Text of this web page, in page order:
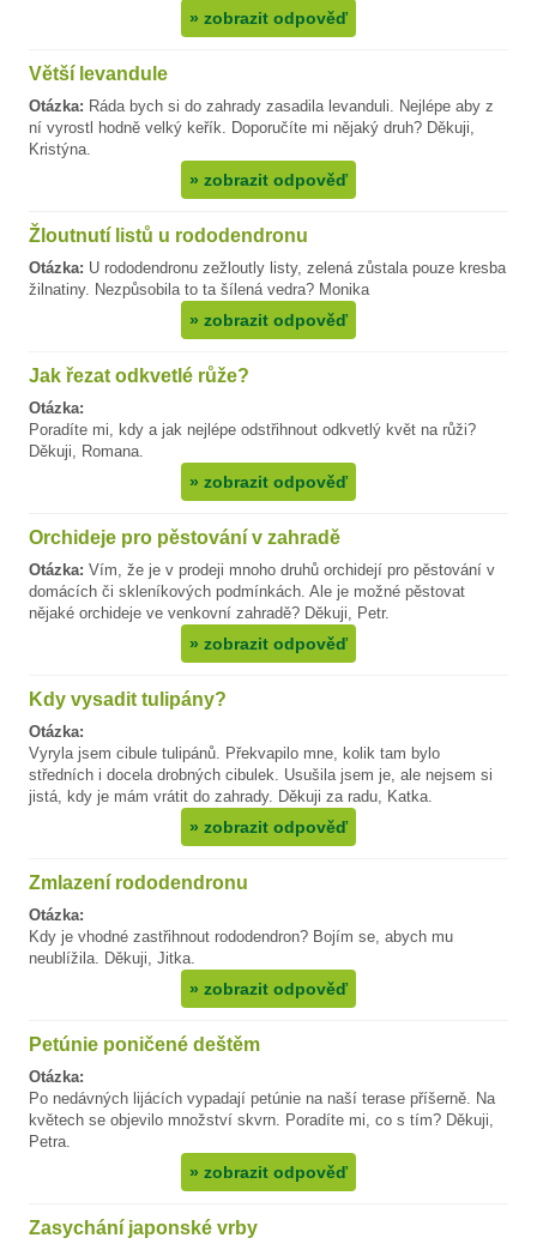
» zobrazit odpověď
Větší levandule
Otázka: Ráda bych si do zahrady zasadila levanduli. Nejlépe aby z
ní vyrostl hodně velký keřík. Doporučíte mi nějaký druh? Děkuji,
Kristýna.
» zobrazit odpověď
Žloutnutí listů u rododendronu
Otázka: U rododendronu zežloutly listy, zelená zůstala pouze kresba
žilnatiny. Nezpůsobila to ta šílená vedra? Monika
» zobrazit odpověď
Jak řezat odkvetlé růže?
Otázka:
Poradíte mi, kdy a jak nejlépe odstřihnout odkvetlý květ na růži?
Děkuji, Romana.
» zobrazit odpověď
Orchideje pro pěstování v zahradě
Otázka: Vím, že je v prodeji mnoho druhů orchidejí pro pěstování v
domácích či skleníkových podmínkách. Ale je možné pěstovat
nějaké orchideje ve venkovní zahradě? Děkuji, Petr.
» zobrazit odpověď
Kdy vysadit tulipány?
Otázka:
Vyryla jsem cibule tulipánů. Překvapilo mne, kolik tam bylo
středních i docela drobných cibulek. Usušila jsem je, ale nejsem si
jistá, kdy je mám vrátit do zahrady. Děkuji za radu, Katka.
» zobrazit odpověď
Zmlazení rododendronu
Otázka:
Kdy je vhodné zastřihnout rododendron? Bojím se, abych mu
neublížila. Děkuji, Jitka.
» zobrazit odpověď
Petúnie poničené deštěm
Otázka:
Po nedávných lijácích vypadají petúnie na naší terase příšerně. Na
květech se objevilo množství skvrn. Poradíte mi, co s tím? Děkuji,
Petra.
» zobrazit odpověď
Zasychání japonské vrby